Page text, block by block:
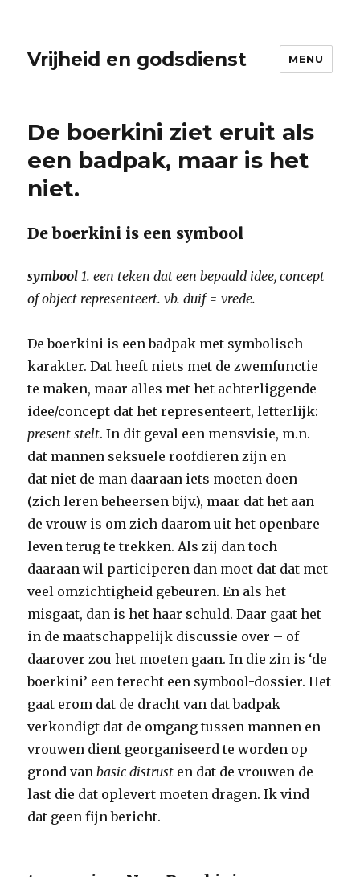
Vrijheid en godsdienst MENU
De boerkini ziet eruit als
een badpak, maar is het
niet.
De boerkini is een symbool
symbool 1. een teken dat een bepaald idee, concept
of object representeert. vb. duif = vrede.
De boerkini is een badpak met symbolisch
karakter. Dat heeft niets met de zwemfunctie
te maken, maar alles met het achterliggende
idee/concept dat het representeert, letterlijk:
present stelt. In dit geval een mensvisie, m.n.
dat mannen seksuele roofdieren zijn en
dat niet de man daaraan iets moeten doen
(zich leren beheersen bijv.), maar dat het aan
de vrouw is om zich daarom uit het openbare
leven terug te trekken. Als zij dan toch
daaraan wil participeren dan moet dat dat met
veel omzichtigheid gebeuren. En als het
misgaat, dan is het haar schuld. Daar gaat het
in de maatschappelijk discussie over – of
daarover zou het moeten gaan. In die zin is ‘de
boerkini’ een terecht een symbool-dossier. Het
gaat erom dat de dracht van dat badpak
verkondigt dat de omgang tussen mannen en
vrouwen dient georganiseerd te worden op
grond vanbasic distrust en dat de vrouwen de
last die dat oplevert moeten dragen. Ik vind
dat geen fijn bericht.